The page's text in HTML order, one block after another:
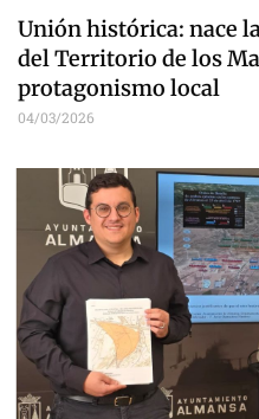
Unión histórica: nace
del Territorio de los
protagonismo local
04/03/2026